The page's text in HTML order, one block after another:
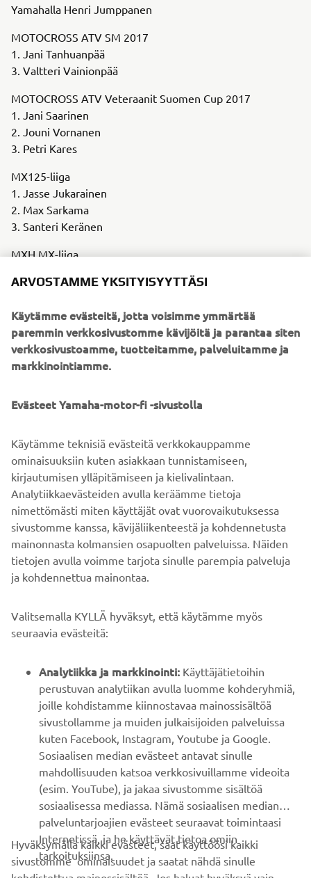
Yamahalla Henri Jumppanen
MOTOCROSS ATV SM 2017
1. Jani Tanhuanpää
3. Valtteri Vainionpää
MOTOCROSS ATV Veteraanit Suomen Cup 2017
1. Jani Saarinen
2. Jouni Vornanen
3. Petri Kares
MX125-liiga
1. Jasse Jukarainen
2. Max Sarkama
3. Santeri Keränen
MXH MX-liiga
2. Michael Malmlund
ENDURO D SUOMEN CUP 2017
2. Marita Nyqvist
ENDURO V50 SUOMEN CUP 2017
ENDURO Kerhojoukkueet SM 2017
Yamahalla mukana Jari Mattila
CROSS COUNTRY NAISET Suomen Cup 2017
1. Marita Nyqvist
YRITYS
YAMAHA MUUALLA
ASIAKASTUKI
UUTISKIRJE
Ole ensimmäinen, joka kuulee uusimmista tarjouksista,
erikoistapahtumista, uusista julkaisuista ja paljon muuta...
TILAA
ARVOSTAMME YKSITYISYYTTÄSI
Käytämme evästeitä, jotta voisimme ymmärtää
paremmin verkkosivustomme kävijöitä ja parantaa siten
verkkosivustoamme, tuotteitamme, palveluitamme ja
markkinointiamme.
Evästeet Yamaha-motor-fi -sivustolla
Käytämme teknisiä evästeitä verkkokauppamme
ominaisuuksiin kuten asiakkaan tunnistamiseen,
kirjautumisen ylläpitämiseen ja kielivalintaan.
Analytiikkaevästeiden avulla keräämme tietoja
nimettömästi miten käyttäjät ovat vuorovaikutuksessa
sivustomme kanssa, kävijäliikenteestä ja kohdennetusta
mainonnasta kolmansien osapuolten palveluissa. Näiden
tietojen avulla voimme tarjota sinulle parempia palveluja
ja kohdennettua mainontaa.
Valitsemalla KYLLÄ hyväksyt, että käytämme myös
seuraavia evästeitä:
Analytiikka ja markkinointi: Käyttäjätietoihin
perustuvan analytiikan avulla luomme kohderyhmiä,
joille kohdistamme kiinnostavaa mainossisältöä
sivustollamme ja muiden julkaisijoiden palveluissa
kuten Facebook, Instagram, Youtube ja Google.
Sosiaalisen median evästeet antavat sinulle
mahdollisuuden katsoa verkkosivuillamme videoita
(esim. YouTube), ja jakaa sivustomme sisältöä
sosiaalisessa mediassa. Nämä sosiaalisen median
palveluntarjoajien evästeet seuraavat toimintaasi
Internetissä, ja he käyttävät tietoa omiin
tarkoituksiinsa.
Hyväksymällä kaikki evästeet, saat käyttöösi kaikki
sivustomme ominaisuudet ja saatat nähdä sinulle